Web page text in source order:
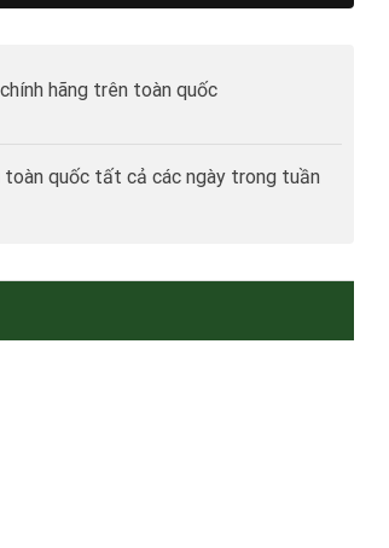
hãng trên toàn quốc
toàn quốc tất cả các ngày trong tuần